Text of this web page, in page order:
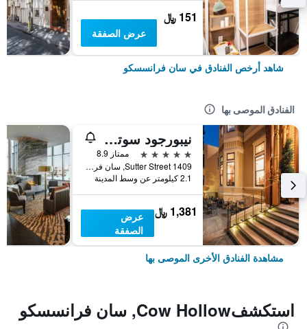
151 ﷼
عرض الصفقة
شاهد أرخص الفنادق في سان فرانسسكو
الفنادق الموصى بها
نيبورجود سوتر مانشن
5 نجوم
ممتاز 8.9
1409 Sutter Street, سان فرانسسكو, CA, الولايات المتحدة الأميريكية
2.1 كيلومتر عن وسط المدينة
1,381 ﷼
عرض
الصفقة
مشاهدة الفنادق الأخرى الموصى بها
استكشفCow Hollow, سان فرانسسكو